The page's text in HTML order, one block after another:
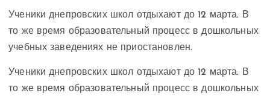
Ученики днепровских школ отдыхают до 12 марта. В
то же время образовательный процесс в дошкольных
учебных заведениях не приостановлен.
Ученики днепровских школ отдыхают до 12 марта. В
то же время образовательный процесс в дошкольных